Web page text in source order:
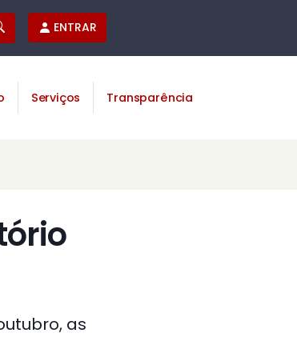
ENTRAR
Serviços Transparência
as